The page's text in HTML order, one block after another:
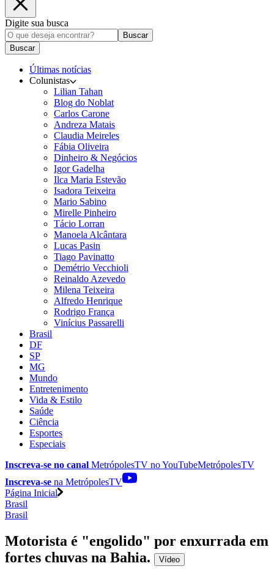
Digite sua busca
Buscar
Buscar
Últimas notícias
Colunistas
Lilian Tahan
Blog do Noblat
Carlos Carone
Andreza Matais
Claudia Meireles
Fábia Oliveira
Dinheiro & Negócios
Igor Gadelha
Ilca Maria Estevão
Isadora Teixeira
Mario Sabino
Mirelle Pinheiro
Tácio Lorran
Manoela Alcântara
Lucas Pasin
Tiago Pavinatto
Demétrio Vecchioli
Reinaldo Azevedo
Milena Teixeira
Alfredo Henrique
Rodrigo França
Vinícius Passarelli
Brasil
DF
SP
MG
Mundo
Entretenimento
Vida & Estilo
Saúde
Ciência
Esportes
Especiais
Inscreva-se no canal MetrópolesTV noYouTubeMetrópolesTV
Inscreva-se na MetrópolesTV
Página Inicial
Brasil
Brasil
Motorista é "engolido" por enxurrada em
fortes chuvas na Bahia. Vídeo